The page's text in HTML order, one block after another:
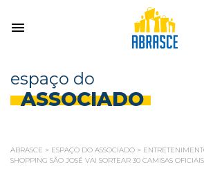
espaço do
ASSOCIADO
ABRASCE > ESPAÇO DO ASSOCIADO >
SHOPPING SÃO JOSÉ VAI SORTEAR 30 CAMISAS OFICIAIS